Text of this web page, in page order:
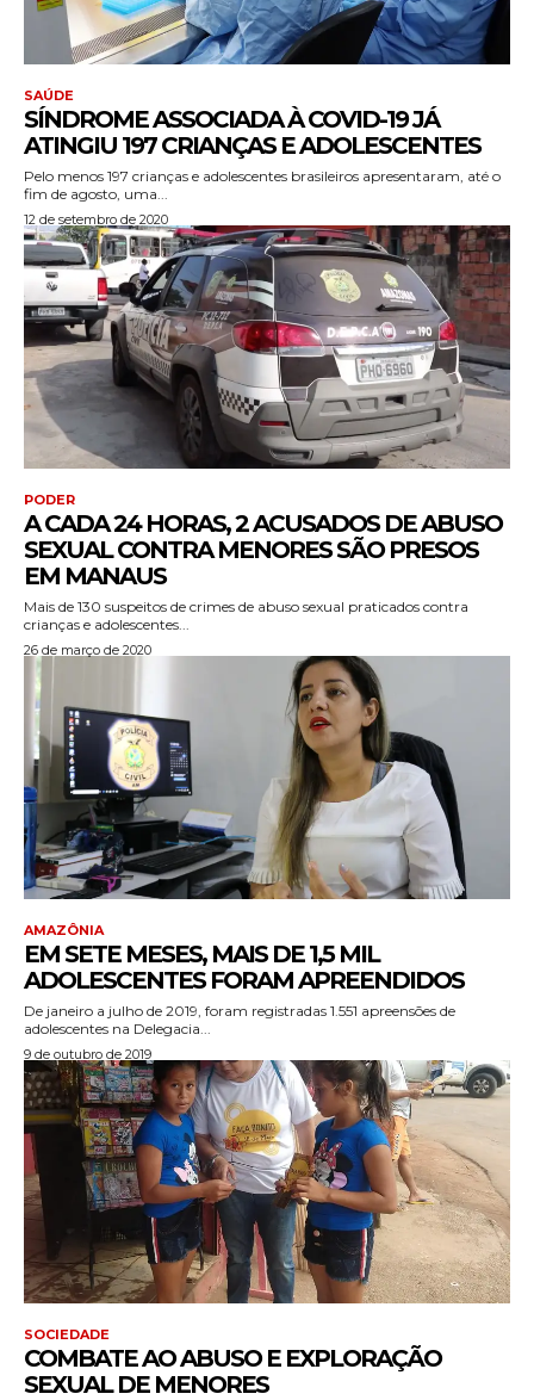
SAÚDE
SÍNDROME ASSOCIADA À COVID-19 JÁ
ATINGIU 197 CRIANÇAS E ADOLESCENTES
Pelo menos 197 crianças e adolescentes brasileiros apresentaram, até o
fim de agosto, uma...
12 de setembro de 2020
PODER
A CADA 24 HORAS, 2 ACUSADOS DE ABUSO
SEXUAL CONTRA MENORES SÃO PRESOS
EM MANAUS
Mais de 130 suspeitos de crimes de abuso sexual praticados contra
crianças e adolescentes...
26 de março de 2020
AMAZÔNIA
EM SETE MESES, MAIS DE 1,5 MIL
ADOLESCENTES FORAM APREENDIDOS
De janeiro a julho de 2019, foram registradas 1.551 apreensões de
adolescentes na Delegacia...
9 de outubro de 2019
SOCIEDADE
COMBATE AO ABUSO E EXPLORAÇÃO
SEXUAL DE MENORES